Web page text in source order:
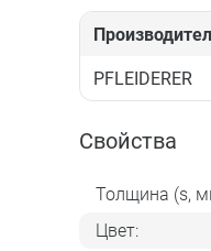
PFLEIDERER
Свойства
Толщина (s,
Цвет: